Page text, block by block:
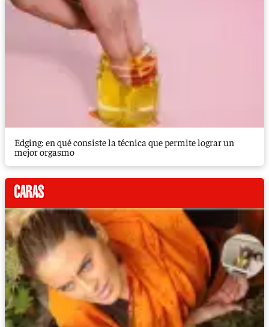
Edging: en qué consiste la técnica que permite lograr un
mejor orgasmo